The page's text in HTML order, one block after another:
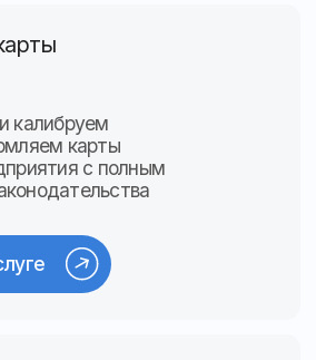
системы в реальных
после того, как